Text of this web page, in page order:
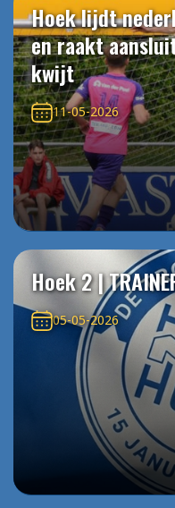
Hoek lijdt
en raakt
kwijt
11-05-2026
Hoek 2 |
05-05-2026